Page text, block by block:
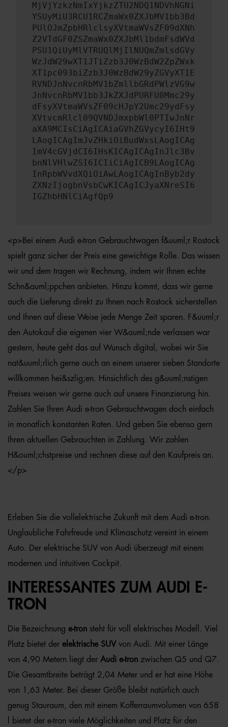
MjVjYzkzNmIxYjkzZTU2NDQ1NDVhNGNi
YSUyMiU3RCU1RCZmaWx0ZXJbMV1bb3Bd
PUlOJmZpbHRlclsyXVtmaWVsZF09dXNh
Z2VTdGF0ZSZmaWx0ZXJbMl1bdmFsdWVd
PSU1QiUyMlVTRUQlMjIlNUQmZmlsdGVy
WzJdW29wXT1JTiZzb3J0WzBdW2ZpZWxk
XT1pc093biZzb3J0WzBdW29yZGVyXT1E
RVNDJnNvcnRbMV1bZmllbGRdPWlzVG9w
JnNvcnRbMV1bb3JkZXJdPURFU0Mmc29y
dFsyXVtmaWVsZF09cHJpY2Umc29ydFsy
XVtvcmRlcl09QVNDJmxpbWl0PTIwJnNr
aXA9MCIsCiAgICAiaGVhZGVycyI6IHt9
LAogICAgImJvZHkiOiBudWxsLAogICAg
ImV4cGVjdCI6IHsKICAgICAgInJlc3Bv
bnNlVHlwZSI6ICIiCiAgICB9LAogICAg
InRpbWVvdXQiOiAwLAogICAgInByb2dy
ZXNzIjogbnVsbCwKICAgICJyaXNreSI6
IGZhbHNlCiAgfQp9
<p>Bei einem Audi e-tron Gebrauchtwagen f&uuml;r Rostock
spielt ganz sicher der Preis eine gewichtige Rolle. Das wissen
wir und dem tragen wir Rechnung, indem wir Ihnen echte
Schn&auml;ppchen anbieten. Hinzu kommt, dass wir gerne
auch die Lieferung direkt zu Ihnen nach Rostock sicherstellen
und Ihnen auf diese Weise jede Menge Zeit sparen. F&uuml;r
den Autokauf die eigenen vier W&auml;nde verlassen war
gestern, heute geht das auf Wunsch digital, wobei wir Sie
nat&uuml;rlich gerne auch an einem unserer sieben Standorte
willkommen hei&szlig;en. Hinsichtlich des g&uuml;nstigen
Preises weisen wir gerne auch auf unsere Finanzierung hin.
Zahlen Sie Ihren Audi e-tron Gebrauchtwagen doch einfach
in monatlich konstanten Raten. Und geben Sie ebenso gern
Ihren aktuellen Gebrauchten in Zahlung. Wir zahlen
H&ouml;chstpreise und rechnen diese auf den Kaufpreis an.
</p>
Erleben Sie die vollelektrische Zukunft mit dem Audi e-tron.
Unglaubliche Fahrfreude und Klimaschutz vereint in einem
Auto. Der elektrische SUV von Audi überzeugt mit einem
modernen und intuitiven Cockpit.
INTERESSANTES ZUM AUDI E-
TRON
Die Bezeichnung e-tron steht für voll elektrisches Modell. Viel
Platz bietet der elektrische SUV von Audi. Mit einer Länge
von 4,90 Metern liegt der Audi e-tron zwischen Q5 und Q7.
Die Gesamtbreite beträgt 2,04 Meter und er hat eine Höhe
von 1,63 Meter. Bei dieser Größe bleibt natürlich auch
genug Stauraum, den mit einem Kofferraumvolumen von 658
l bietet der e-tron viele Möglichkeiten und Platz für den